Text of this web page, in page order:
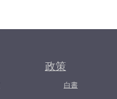
政策
白書